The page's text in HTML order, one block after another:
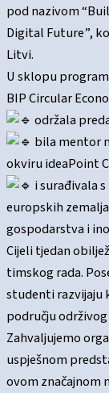
pod nazivom
Digital Future”,
Litvi.
U sklopu
BIP Circular
održala
bila mentor
okviru ideaPoint
i surađivala
europskih
gospodarstva i
Cijeli tjedan
timskog rada.
studenti razvijaju
području
Zahvaljujemo
uspješnom
ovom značajnom